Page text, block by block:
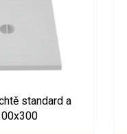
standard a